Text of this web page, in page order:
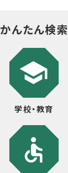
かんたん検索
学校・教育